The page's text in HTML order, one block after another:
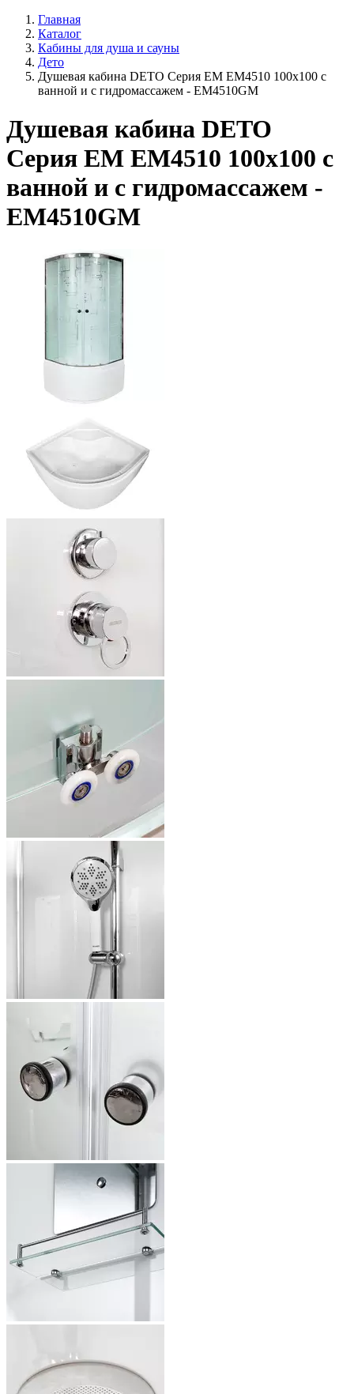
Главная
Каталог
Кабины для душа и сауны
Дето
Душевая кабина DETO Серия EM ЕМ4510 100х100 с
ванной и с гидромассажем - EM4510GM
Душевая кабина DETO
Серия EM ЕМ4510 100х100 с
ванной и с гидромассажем -
EM4510GM